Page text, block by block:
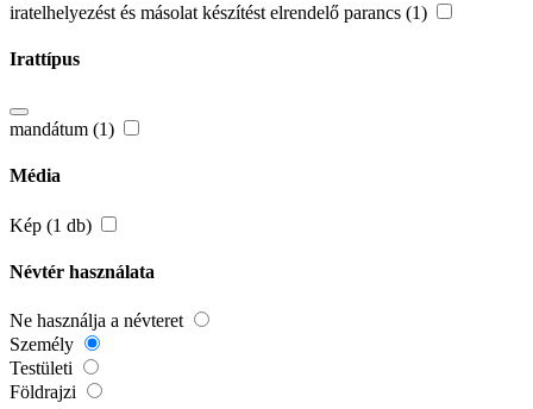
iratelhelyezést és másolat készítést elrendelő parancs (1)
Irattípus
mandátum (1)
Média
Kép (1 db)
Névtér használata
Ne használja a névteret
Személy
Testületi
Földrajzi